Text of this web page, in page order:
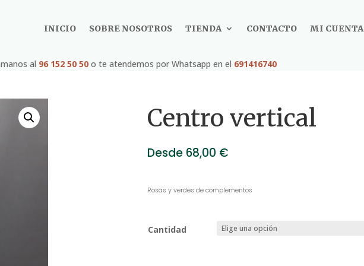
INICIO SOBRE NOSOTROS TIENDA CONTACTO MI CUENTA
al 96 152 50 50 o te atendemos por Whatsapp en el 691416740
Centro vertical
Desde 68,00 €
Rosas y verdes de complementos
Cantidad